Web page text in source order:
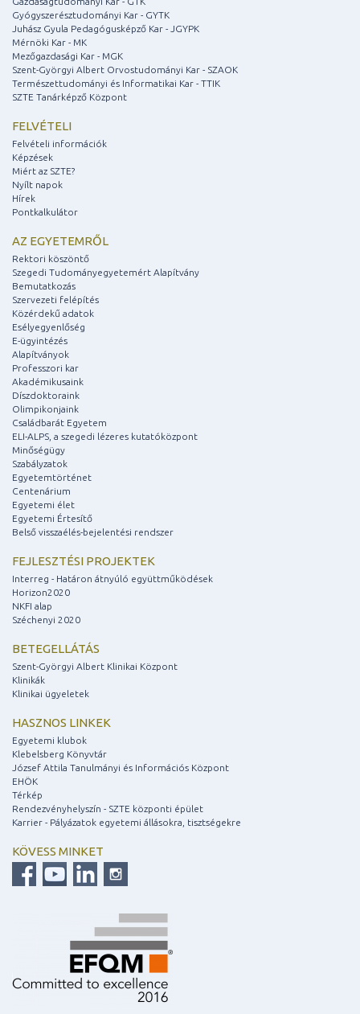
Gyógyszerésztudományi Kar - GYTK
Juhász Gyula Pedagógusképző Kar - JGYPK
Mérnöki Kar - MK
Mezőgazdasági Kar - MGK
Szent-Györgyi Albert Orvostudományi Kar - SZAOK
Természettudományi és Informatikai Kar - TTIK
SZTE Tanárképző Központ
FELVÉTELI
Felvételi információk
Képzések
Miért az SZTE?
Nyílt napok
Hírek
Pontkalkulátor
AZ EGYETEMRŐL
Rektori köszöntő
Szegedi Tudományegyetemért Alapítvány
Bemutatkozás
Szervezeti felépítés
Közérdekű adatok
Esélyegyenlőség
E-ügyintézés
Alapítványok
Professzori kar
Akadémikusaink
Díszdoktoraink
Olimpikonjaink
Családbarát Egyetem
ELI-ALPS, a szegedi lézeres kutatóközpont
Minőségügy
Szabályzatok
Egyetemtörténet
Centenárium
Egyetemi élet
Egyetemi Értesítő
Belső visszaélés-bejelentési rendszer
FEJLESZTÉSI PROJEKTEK
Interreg - Határon átnyúló együttműködések
Horizon2020
NKFI alap
Széchenyi 2020
BETEGELLÁTÁS
Szent-Györgyi Albert Klinikai Központ
Klinikák
Klinikai ügyeletek
HASZNOS LINKEK
Egyetemi klubok
Klebelsberg Könyvtár
József Attila Tanulmányi és Információs Központ
EHÖK
Térkép
Rendezvényhelyszín - SZTE központi épület
Karrier - Pályázatok egyetemi állásokra, tisztségekre
KÖVESS MINKET